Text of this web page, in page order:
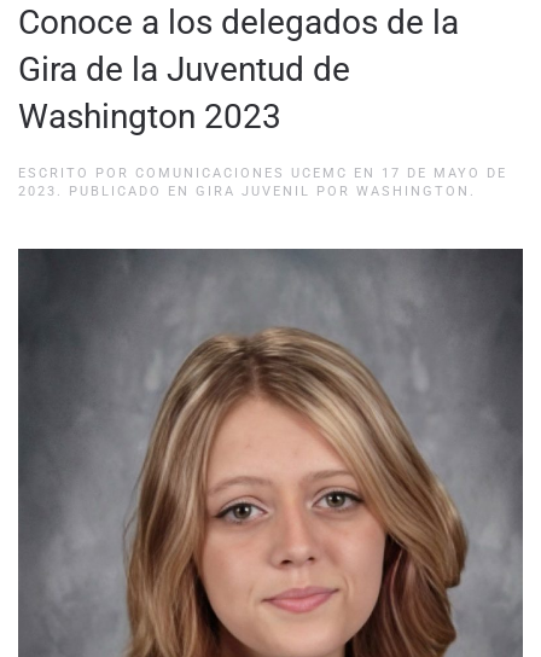
Conoce a los delegados de la
Gira de la Juventud de
Washington 2023
ESCRITO POR COMUNICACIONES UCEMC EN 17 DE MAYO DE
2023 . PUBLICADO EN GIRA JUVENIL POR WASHINGTON .